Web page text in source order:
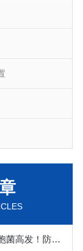
夏季饮用水铜绿假单胞菌高发！防控要点及检测规范一站式梳理